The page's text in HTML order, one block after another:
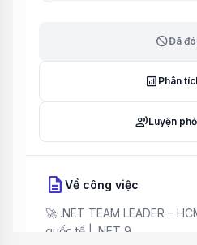
blockĐã
analytics Phân
record_voice_overLuyện
description Về công việc
🚀 .NET TEAM LEADER –
quốc tế | .NET 9